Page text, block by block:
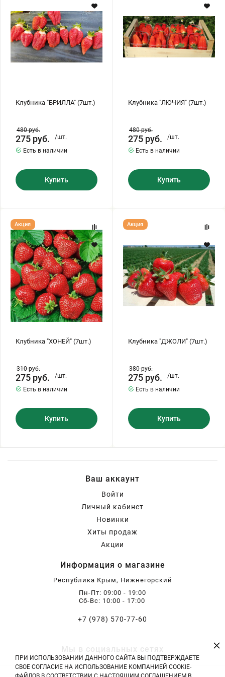
Хризантемы саженцы
Зелень и пряные травы
Клубника "БРИЛЛА" (7шт.)
480руб.
275 руб.
/шт.
Есть в наличии
Купить
Клубника "ЛЮЧИЯ" (7шт.)
480руб.
275 руб.
/шт.
Есть в наличии
Купить
Клубника
"ХОНЕЙ"
(7шт.)
Клубника "ХОНЕЙ" (7шт.)
Акция
310руб.
275 руб.
/шт.
Есть в наличии
Купить
Клубника
"ДЖОЛИ"
Клубника "ДЖОЛИ" (7шт.)
Акция
380руб.
275 руб.
/шт.
Есть в наличии
Купить
Ваш аккаунт
Войти
Личный кабинет
Новинки
Хиты продаж
Акции
Информация о магазине
Республика Крым, Нижнегорский
Пн-Пт: 09:00 - 19:00
Сб-Вс: 10:00 - 17:00
+7 (978) 570-77-60
ПРИ ИСПОЛЬЗОВАНИИ ДАННОГО САЙТА ВЫ ПОДТВЕРЖДАЕТЕ
СВОЕ СОГЛАСИЕ НА ИСПОЛЬЗОВАНИЕ КОМПАНИЕЙ COOKIE-
×